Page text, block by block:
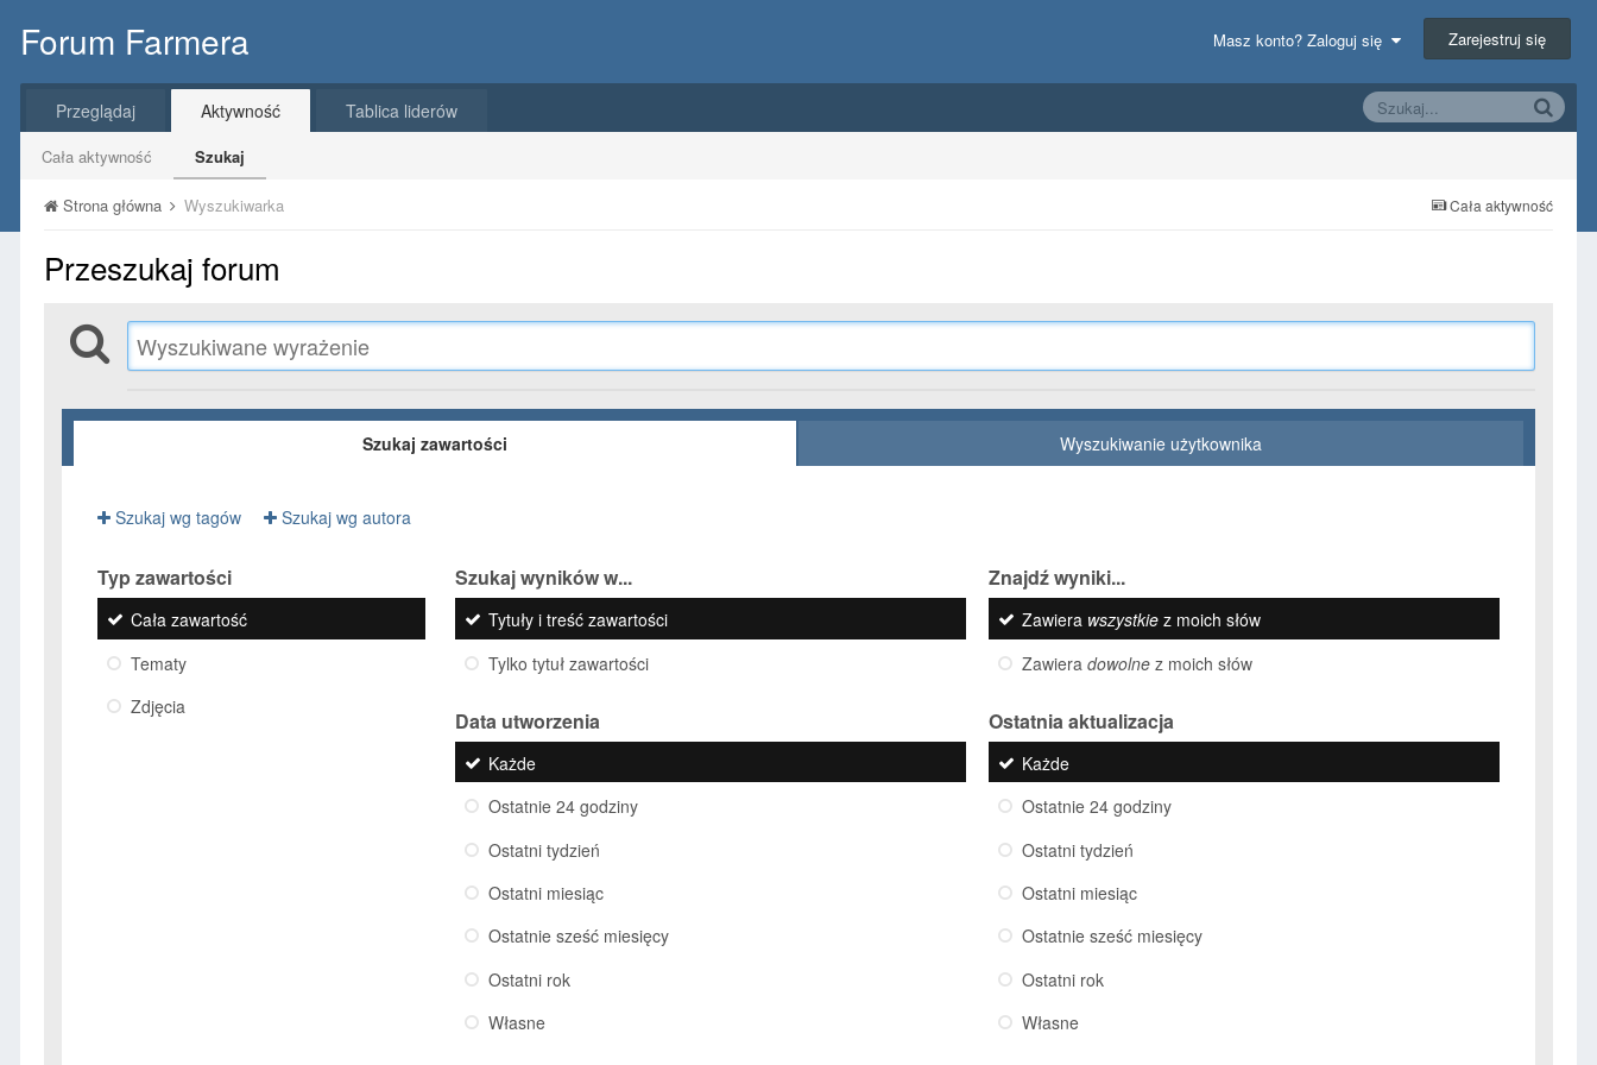
Forum Farmera Masz konto? Zaloguj się Zarejestruj się
Przeglądaj Aktywność
Cała aktywność Szukaj
Tablica liderów
Cała aktywność
Strona główna Wyszukiwarka
Przeszukaj forum
Szukaj zawartości Wyszukiwanie użytkownika
Szukaj wg tagów Szukaj wg autora
Typ zawartości
Cała zawartość
Tematy
Zdjęcia
Szukaj wyników w...
Tytuły i treść zawartości
Tylko tytuł zawartości
Znajdź wyniki...
Zawiera wszystkiez moich słów
Zawiera dowolnez moich słów
Data utworzenia
Każde
Ostatnie 24 godziny
Ostatni tydzień
Ostatni miesiąc
Ostatnie sześć miesięcy
Ostatni rok
Własne
Ostatnia aktualizacja
Każde
Ostatnie 24 godziny
Ostatni tydzień
Ostatni miesiąc
Ostatnie sześć miesięcy
Ostatni rok
Własne